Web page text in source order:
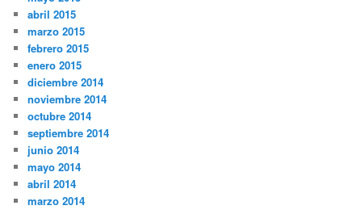
abril 2015
marzo 2015
febrero 2015
enero 2015
diciembre 2014
noviembre 2014
octubre 2014
septiembre 2014
junio 2014
mayo 2014
abril 2014
marzo 2014